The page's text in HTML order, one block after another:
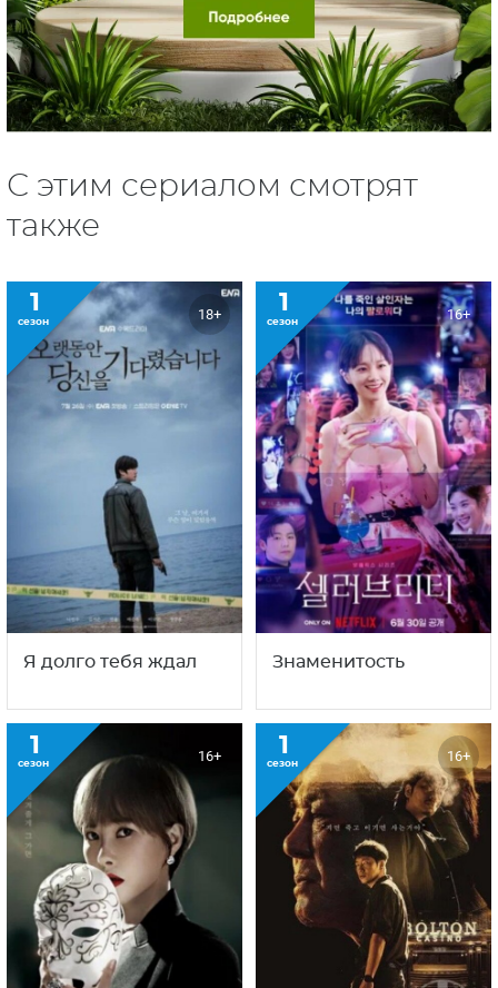
С этим сериалом смотрят
также
1
сезон 18+
Я долго тебя ждал
1
сезон 16+
Знаменитость
1
сезон 16+ 1
сезон 16+